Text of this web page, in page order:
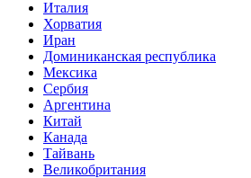
Италия
Хорватия
Иран
Доминиканская республика
Мексика
Сербия
Аргентина
Китай
Канада
Тайвань
Великобритания